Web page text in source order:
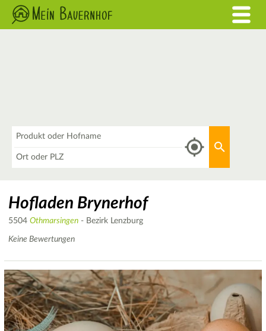
Hofladen Brynerhof
5504 Othmarsingen - Bezirk Lenzburg
Keine Bewertungen